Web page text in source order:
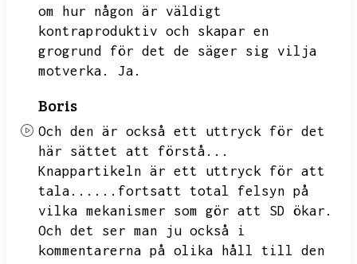
om hur någon är väldigt
kontraproduktiv och skapar en
grogrund för det de säger sig vilja
motverka.
Ja.
Boris
Och den är också ett uttryck för det
här sättet att förstå...
Knappartikeln är ett uttryck för att
tala......fortsatt total felsyn på
vilka mekanismer som gör att SD ökar.
Och det ser man ju också i
kommentarerna på olika håll till den